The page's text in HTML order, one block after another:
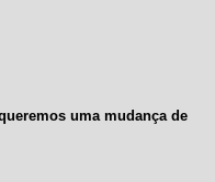
uma mudança de